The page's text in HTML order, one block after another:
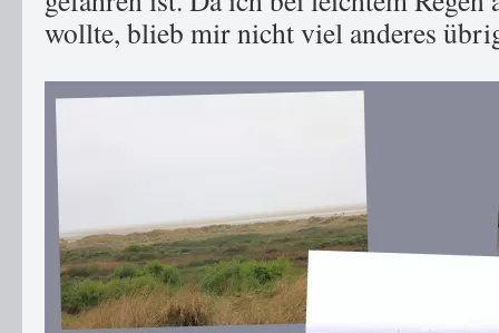
wollte, blieb mir nicht viel anderes